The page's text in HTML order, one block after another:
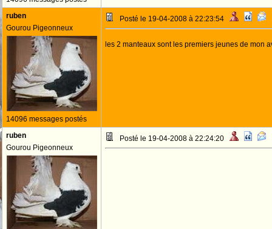
ruben
Gourou Pigeonneux
14096 messages postés
Posté le 19-04-2008 à 22:23:54
les 2 manteaux sont les premiers jeunes de mon
ruben
Gourou Pigeonneux
Posté le 19-04-2008 à 22:24:20